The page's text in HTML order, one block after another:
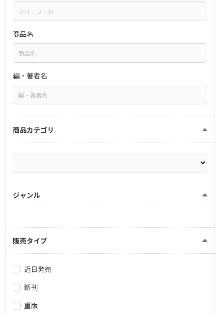
商品名
編・著者名
商品カテゴリ
ジャンル
販売タイプ
近日発売
新刊
重版